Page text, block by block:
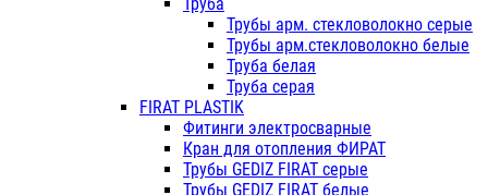
Трубы арм. стекловолокно серые
Трубы арм.стекловолокно белые
Труба белая
Труба серая
FIRAT PLASTIK
Фитинги электросварные
Кран для отопления ФИРАТ
Трубы GEDIZ FIRAT серые
Трубы GEDIZ FIRAT белые